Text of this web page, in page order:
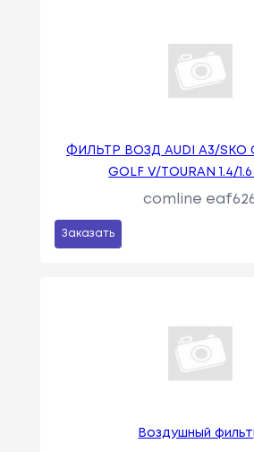
ФИЛЬТР ВОЗД AUDI A3/SKO
GOLF V/TOURAN 1.4/
comline
Заказать
Воздушный